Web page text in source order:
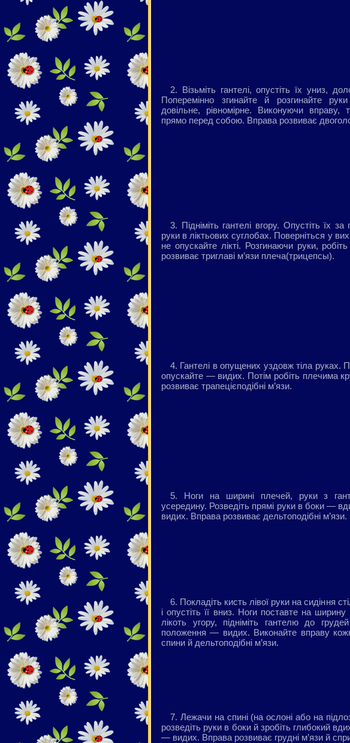
2. Візьміть гантелі, опустіть їх униз,
Поперемінно згинайте й розгинайте
довільне, рівномірне. Виконуючи вправу,
прямо перед собою. Вправа розвиває
3. Підніміть гантелі вгору. Опустіть їх
руки в ліктьових суглобах. Поверніться у
не опускайте лікті. Розгинаючи руки,
розвиває триглаві м’язи плеча(трицепсы).
4. Гантелі в опущених уздовж тіла руках.
опускайте — видих. Потім робіть плечима
розвиває трапецієподібні м’язи.
5. Ноги на ширині плечей, руки з
усередину. Розведіть прямі руки в боки —
видих. Вправа розвиває дельтоподібні м’язи.
6. Покладіть кисть лівої руки на сидіння
і опустіть її вниз. Ноги поставте на
лікоть угору, підніміть гантелю до
положення — видих. Виконайте вправу
спини й дельтоподібні м’язи.
7. Лежачи на спині (на ослоні або на
розведіть руки в боки й зробіть глибокий
— видих. Вправа розвиває грудні м’язи й